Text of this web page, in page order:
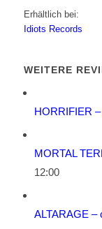
Erhältlich bei:
Idiots Records
WEITERE
HORRIFIER
MORTAL
12:00
ALTARAGE –